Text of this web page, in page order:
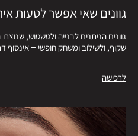
גוונים שאי אפשר לטעות
גוונים הניתנים לבנייה ולטשטוש,
שקוף, ולשילוב ומשחק חופשי – אינסוף
לרכישה